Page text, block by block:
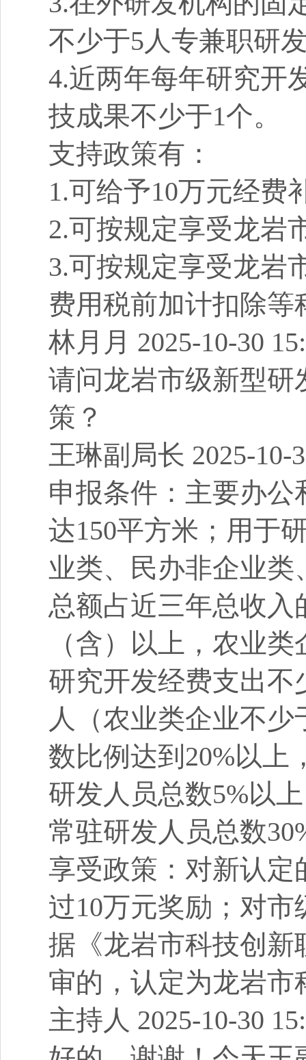
不少于5人专兼职研
4.近两年每年研究开
技成果不少于1个。
支持政策有：
1.可给予10万元经费
2.可按规定享受龙岩
3.可按规定享受龙岩
费用税前加计扣除等
林月月 2025-10-30
请问龙岩市级新型研
策？
王琳副局长 2025-10-
申报条件：主要办
达150平方米；用于
业类、民办非企业
总额占近三年总收入
（含）以上，农业
研究开发经费支出不
人（农业类企业不
数比例达到20%以上
研发人员总数5%以
常驻研发人员总数
享受政策：对新认定
过10万元奖励；对
据《龙岩市科技创新
审的，认定为龙岩
主持人 2025-10-30